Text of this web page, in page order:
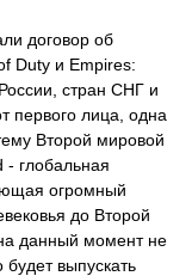
договор об
Duty и Empires:
стран СНГ и
первого лица, одна
Второй мировой
глобальная
огромный
до Второй
данный момент не
выпускать